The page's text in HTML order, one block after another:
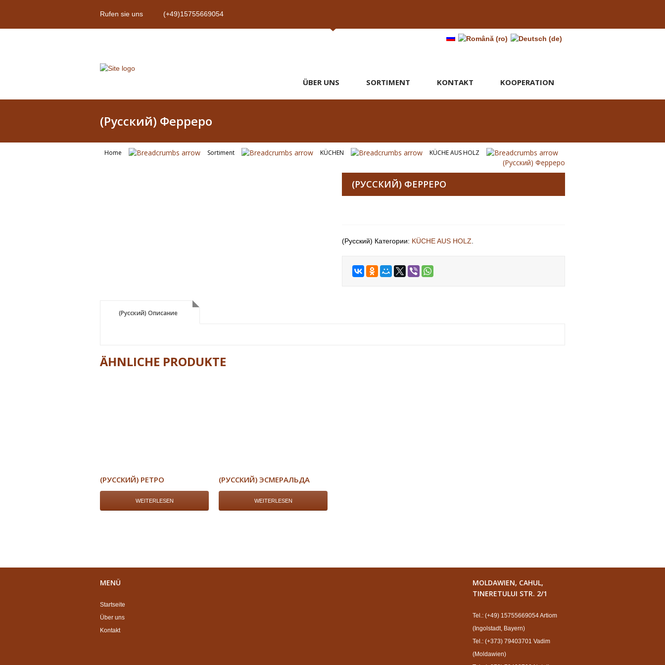
Rufen sie uns (+49)15755669054
ÜBER UNS SORTIMENT KONTAKT KOOPERATION
(Русский) Ферреро
Home Sortiment KÜCHEN KÜCHE AUS HOLZ
(Русский) Ферреро
(РУССКИЙ) ФЕРРЕРО
(Русский) Категории: KÜCHE AUS HOLZ.
(Русский) Описание
(Русский) Описание
ÄHNLICHE PRODUKTE
(РУССКИЙ) РЕТРО
WEITERLESEN
(РУССКИЙ) ЭСМЕРАЛЬДА
WEITERLESEN
MENÜ
Startseite
Über uns
Kontakt
MOLDAWIEN, CAHUL,
TINERETULUI STR. 2/1
Tel.: (+49) 15755669054 Artiom
(Ingolstadt, Bayern)
Tel.: (+373) 79403701 Vadim
(Moldawien)